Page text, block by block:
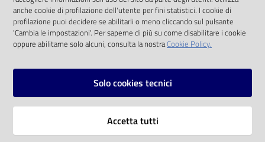
Avvisi
Orari
SOCIAL
Instagram
Vai alla pagina
anche cookie di profilazione dell'utente per fini statistici. I cookie di
profilazione puoi decidere se abilitarli o meno cliccando sul pulsante
'Cambia le impostazioni'. Per saperne di più su come disabilitare i cookie
oppure abilitarne solo alcuni, consulta la nostraCookie Policy.
Solo cookies tecnici
Accetta tutti